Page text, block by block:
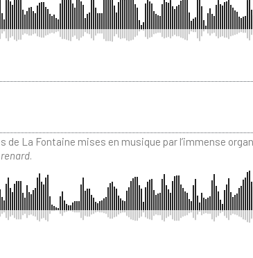
La Fontaine mises en musique par l’immense
.